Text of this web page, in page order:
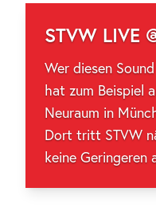
STVW LIVE
Wer diesen
hat zum Beispiel
Neuraum in
Dort tritt STVW
keine Geringeren